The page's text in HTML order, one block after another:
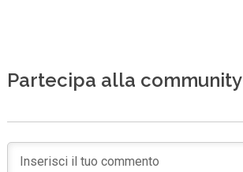
Partecipa alla community